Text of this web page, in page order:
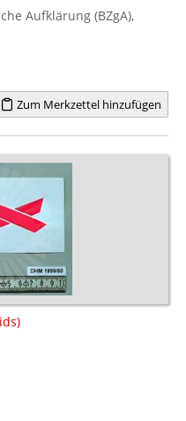
Aufklärung (BZgA),
Zum Merkzettel hinzufügen